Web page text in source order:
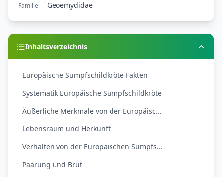
Familie
Geoemydidae
Inhaltsverzeichnis
Europäische Sumpfschildkröte Fakten
Systematik Europäische Sumpfschildkröte
Äußerliche Merkmale von der Europäisc...
Lebensraum und Herkunft
Verhalten von der Europäischen Sumpfs...
Paarung und Brut